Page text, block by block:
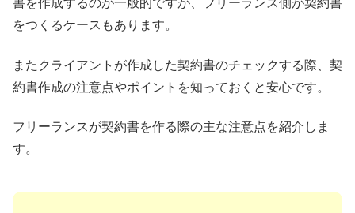
書を作成するのが一般的ですが、フリーランス側が契約書
をつくるケースもあります。
またクライアントが作成した契約書のチェックする際、契
約書作成の注意点やポイントを知っておくと安心です。
フリーランスが契約書を作る際の主な注意点を紹介しま
す。